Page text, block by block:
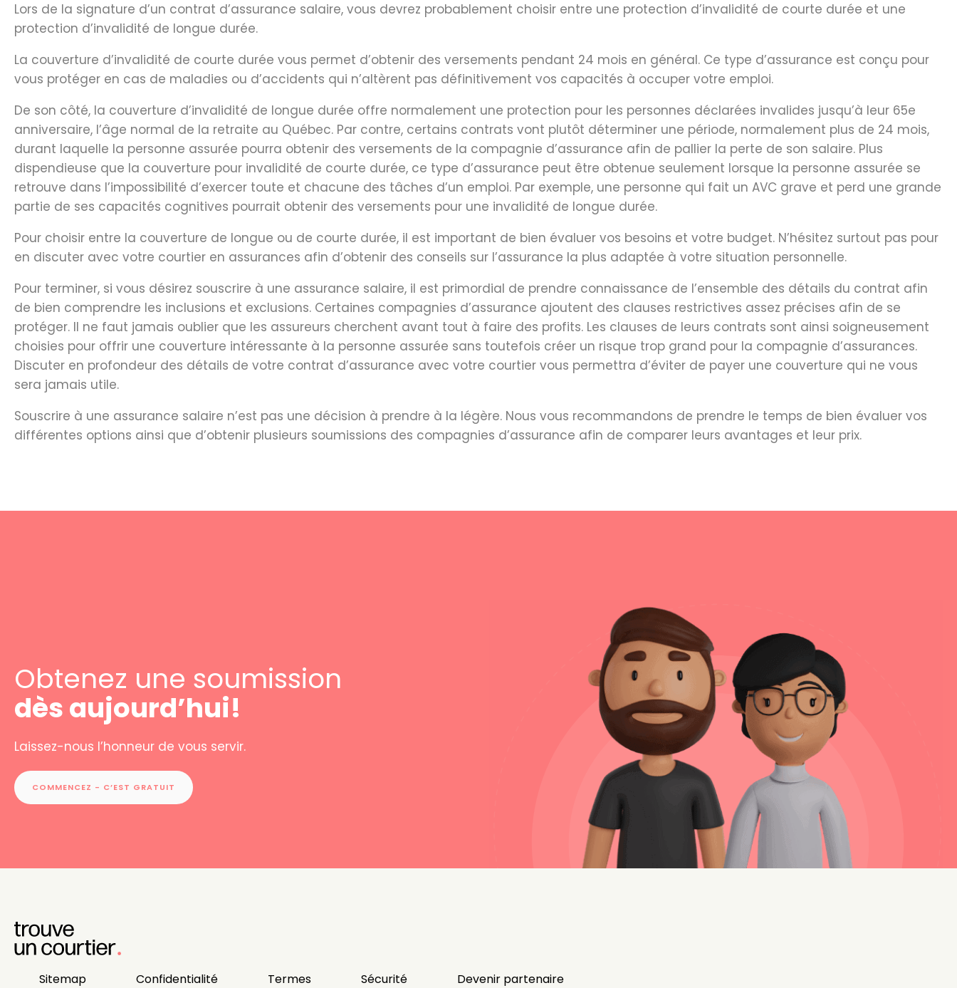
Lors de la signature d’un contrat d’assurance salaire, vous devrez probablement choisir entre une protection d’invalidité de courte durée et une
protection d’invalidité de longue durée.
La couverture d’invalidité de courte durée vous permet d’obtenir des versements pendant 24 mois en général. Ce type d’assurance est conçu pour
vous protéger en cas de maladies ou d’accidents qui n’altèrent pas définitivement vos capacités à occuper votre emploi.
De son côté, la couverture d’invalidité de longue durée offre normalement une protection pour les personnes déclarées invalides jusqu’à leur 65e
anniversaire, l’âge normal de la retraite au Québec. Par contre, certains contrats vont plutôt déterminer une période, normalement plus de 24 mois,
durant laquelle la personne assurée pourra obtenir des versements de la compagnie d’assurance afin de pallier la perte de son salaire. Plus
dispendieuse que la couverture pour invalidité de courte durée, ce type d’assurance peut être obtenue seulement lorsque la personne assurée se
retrouve dans l’impossibilité d’exercer toute et chacune des tâches d’un emploi. Par exemple, une personne qui fait un AVC grave et perd une grande
partie de ses capacités cognitives pourrait obtenir des versements pour une invalidité de longue durée.
Pour choisir entre la couverture de longue ou de courte durée, il est important de bien évaluer vos besoins et votre budget. N’hésitez surtout pas pour
en discuter avec votre courtier en assurances afin d’obtenir des conseils sur l’assurance la plus adaptée à votre situation personnelle.
Pour terminer, si vous désirez souscrire à une assurance salaire, il est primordial de prendre connaissance de l’ensemble des détails du contrat afin
de bien comprendre les inclusions et exclusions. Certaines compagnies d’assurance ajoutent des clauses restrictives assez précises afin de se
protéger. Il ne faut jamais oublier que les assureurs cherchent avant tout à faire des profits. Les clauses de leurs contrats sont ainsi soigneusement
choisies pour offrir une couverture intéressante à la personne assurée sans toutefois créer un risque trop grand pour la compagnie d’assurances.
Discuter en profondeur des détails de votre contrat d’assurance avec votre courtier vous permettra d’éviter de payer une couverture qui ne vous
sera jamais utile.
Souscrire à une assurance salaire n’est pas une décision à prendre à la légère. Nous vous recommandons de prendre le temps de bien évaluer vos
différentes options ainsi que d’obtenir plusieurs soumissions des compagnies d’assurance afin de comparer leurs avantages et leur prix.
Obtenez une soumission
dès aujourd’hui!
Laissez-nous l’honneur de vous servir.
COMMENCEZ - C’EST GRATUIT
Sitemap Confidentialité Termes Sécurité Devenir partenaire